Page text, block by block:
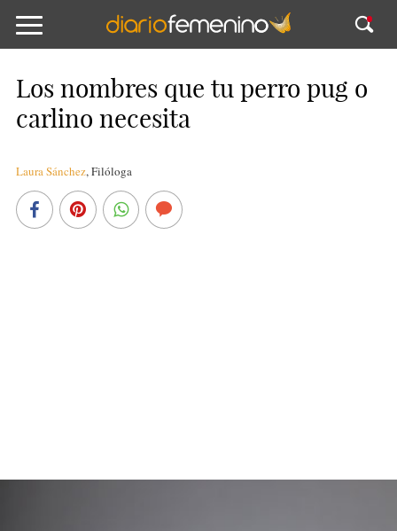
Los nombres que tu perro pug o
carlino necesita
Laura Sánchez,Filóloga